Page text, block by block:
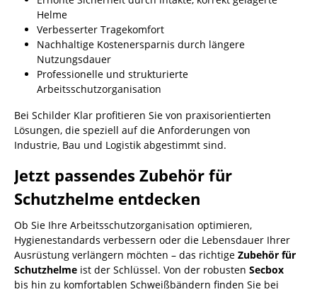
Helme
Verbesserter Tragekomfort
Nachhaltige Kostenersparnis durch längere
Nutzungsdauer
Professionelle und strukturierte
Arbeitsschutzorganisation
Bei Schilder Klar profitieren Sie von praxisorientierten
Lösungen, die speziell auf die Anforderungen von
Industrie, Bau und Logistik abgestimmt sind.
Jetzt passendes Zubehör für
Schutzhelme entdecken
Ob Sie Ihre Arbeitsschutzorganisation optimieren,
Hygienestandards verbessern oder die Lebensdauer Ihrer
Ausrüstung verlängern möchten – das richtige Zubehör für
Schutzhelme ist der Schlüssel. Von der robusten Secbox
bis hin zu komfortablen Schweißbändern finden Sie bei